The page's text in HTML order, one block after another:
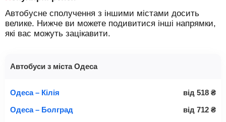
Автобусне сполучення з іншими містами досить
велике. Нижче ви можете подивитися інші напрямки,
які вас можуть зацікавити.
Автобуси з міста Одеса
Одеса – Кілія від 518 ₴
Одеса – Болград
від 712 ₴